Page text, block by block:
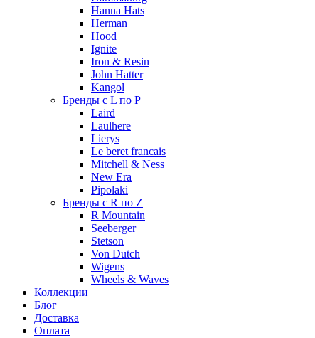
Hanna Hats
Herman
Hood
Ignite
Iron & Resin
John Hatter
Kangol
Бренды с L по P
Laird
Laulhere
Lierys
Le beret francais
Mitchell & Ness
New Era
Pipolaki
Бренды с R по Z
R Mountain
Seeberger
Stetson
Von Dutch
Wigens
Wheels & Waves
Коллекции
Блог
Доставка
Оплата